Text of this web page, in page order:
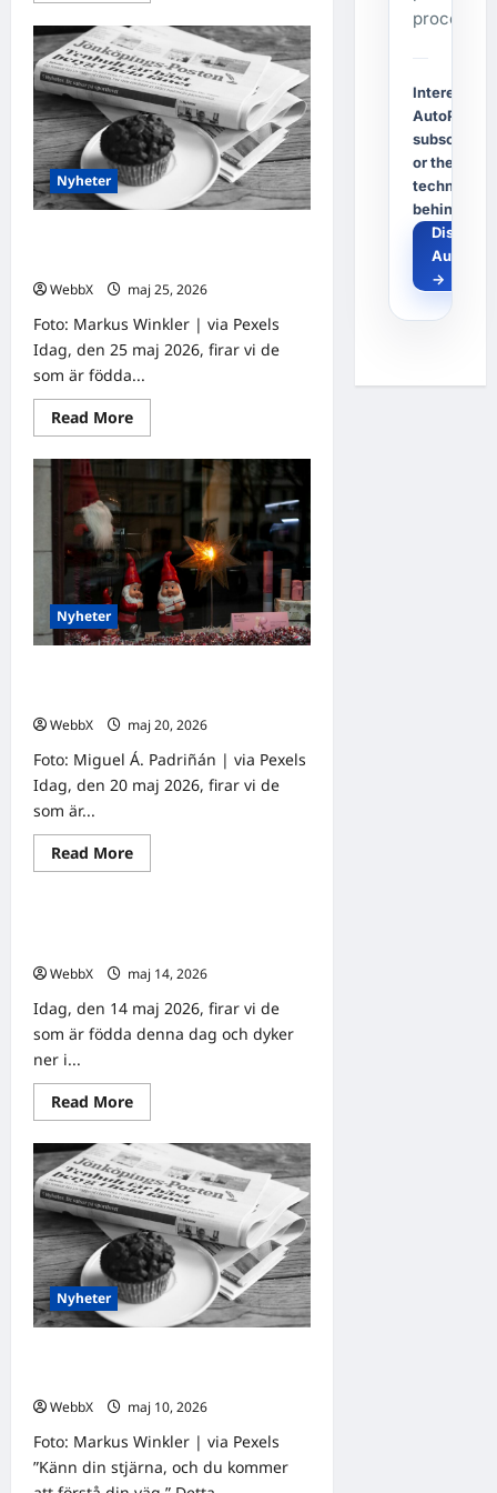
Födda
den
29
maj:
Astrologiska
insikter
från
fyra
traditioner
Nyheter
WebbX
maj 25, 2026
Foto: Markus Winkler | via Pexels
Idag, den 25 maj 2026, firar vi de
som är födda...
Read MoreRead
more
Födda
den
maj:
En
astrologisk
djupdykning
Nyheter
WebbX
maj 20, 2026
Foto: Miguel Á. Padriñán | via Pexels
Idag, den 20 maj 2026, firar vi de
som är...
Read MoreRead
more
insikter
fyra
traditioner
Nyheter
WebbX
maj 14, 2026
Idag, den 14 maj 2026, firar vi de
som är födda denna dag och dyker
ner i...
Read MoreRead
more
Födda
den
14
maj:
Astrologiska
insikter
från
fyra
kulturer
Nyheter
WebbX
maj 10, 2026
Foto: Markus Winkler | via Pexels
”Känn din stjärna, och du kommer
process.
Interested
AutoPost, a
or the
technology
behind it?
Discover
→